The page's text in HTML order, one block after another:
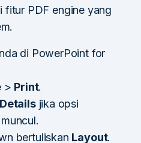
fitur PDF engine yang
di PowerPoint for
> Print.
jika opsi
bertuliskan Layout.